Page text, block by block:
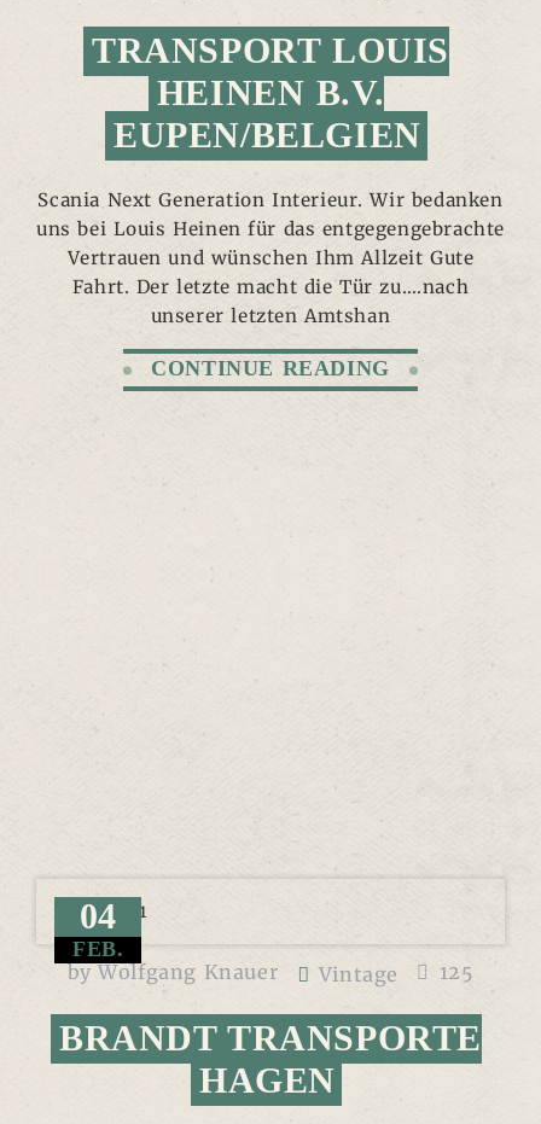
TRANSPORT LOUIS
HEINEN B.V.
EUPEN/BELGIEN
Scania Next Generation Interieur. Wir bedanken
uns bei Louis Heinen für das entgegengebrachte
Vertrauen und wünschen Ihm Allzeit Gute
Fahrt. Der letzte macht die Tür zu….nach
unserer letzten Amtshan
CONTINUE READING
04
FEB.
byWolfgang Knauer Vintage 125
BRANDT TRANSPORTE
HAGEN